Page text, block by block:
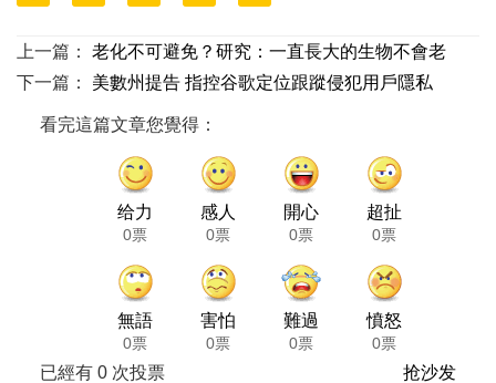
上一篇：
老化不可避免？研究：一直長大的生物不會老
下一篇：
美數州提告 指控谷歌定位跟蹤侵犯用戶隱私
看完這篇文章您覺得：
给力
0票
感人
0票
開心
0票
超扯
0票
無語
0票
害怕
0票
難過
0票
憤怒
0票
已經有 0次投票 抢沙发